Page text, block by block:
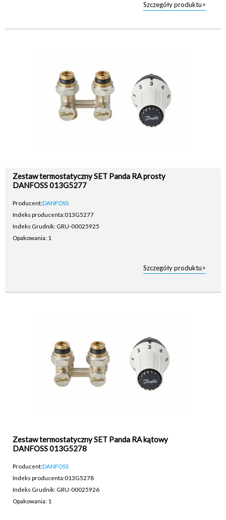
Szczegóły produktu>
Zestaw termostatyczny SET Panda RA prosty
DANFOSS 013G5277
Producent:DANFOSS
Indeks producenta:013G5277
Indeks Grudnik: GRU-00025925
Opakowania: 1
Szczegóły produktu>
Zestaw termostatyczny SET Panda RA kątowy
DANFOSS 013G5278
Producent:DANFOSS
Indeks producenta:013G5278
Indeks Grudnik: GRU-00025926
Opakowania: 1